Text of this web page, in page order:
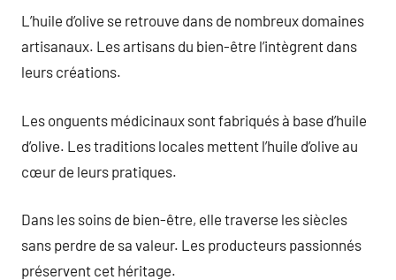
L’huile d’olive se retrouve dans de nombreux domaines
artisanaux. Les artisans du bien-être l’intègrent dans
leurs créations.
Les onguents médicinaux sont fabriqués à base d’huile
d’olive. Les traditions locales mettent l’huile d’olive au
cœur de leurs pratiques.
Dans les soins de bien-être, elle traverse les siècles
sans perdre de sa valeur. Les producteurs passionnés
préservent cet héritage.